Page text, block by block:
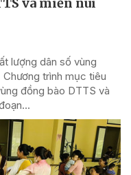
và miền núi
lượng dân số vùng
trình mục tiêu
đồng bào DTTS và